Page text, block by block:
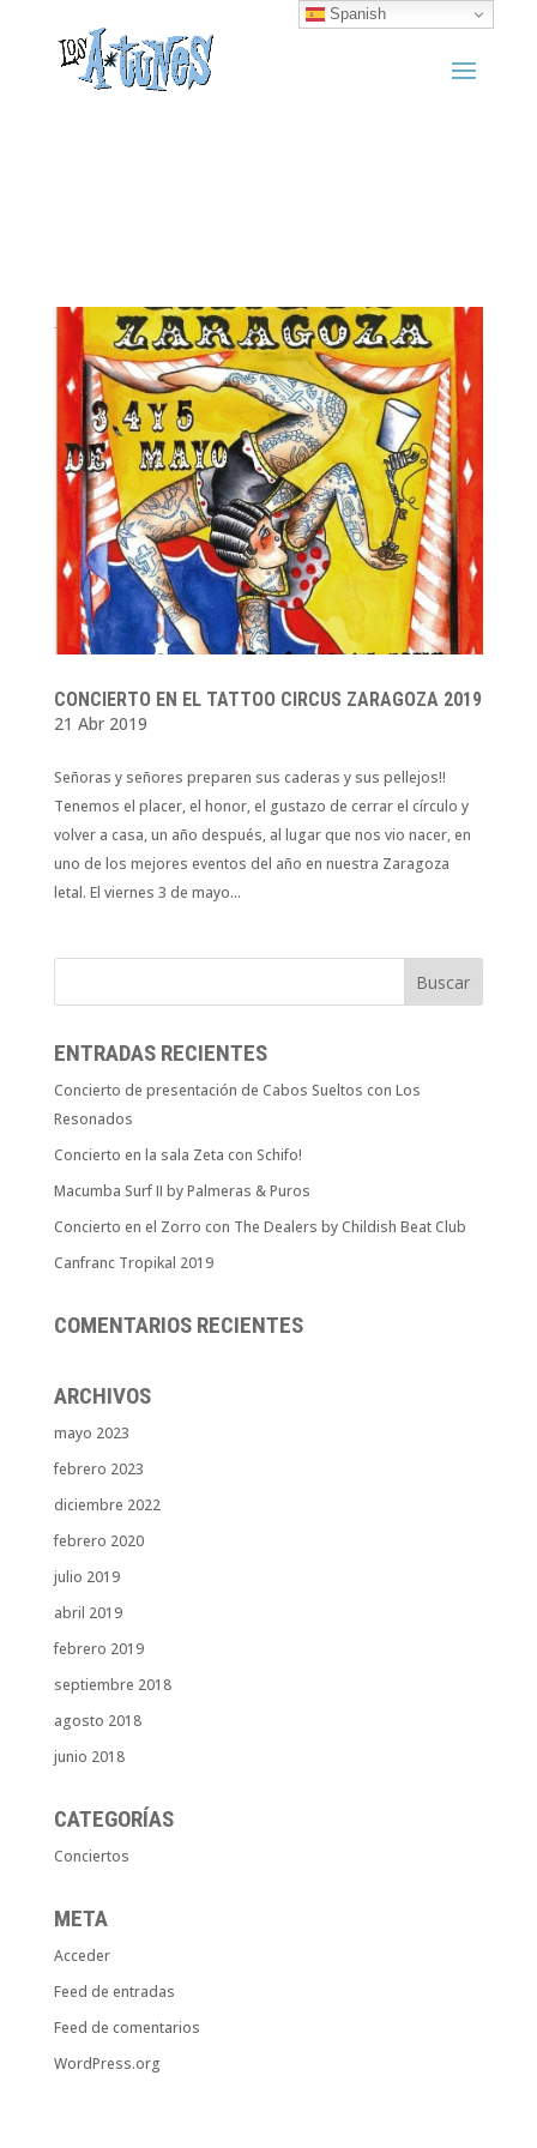
CONCIERTO EN EL TATTOO CIRCUS ZARAGOZA 2019
21 Abr 2019
Señoras y señores preparen sus caderas y sus pellejos!!
Tenemos el placer, el honor, el gustazo de cerrar el círculo y
volver a casa, un año después, al lugar que nos vio nacer, en
uno de los mejores eventos del año en nuestra Zaragoza
letal. El viernes 3 de mayo...
ENTRADAS RECIENTES
Concierto de presentación de Cabos Sueltos con Los
Resonados
Concierto en la sala Zeta con Schifo!
Macumba Surf II by Palmeras & Puros
Concierto en el Zorro con The Dealers by Childish Beat Club
Canfranc Tropikal 2019
COMENTARIOS RECIENTES
ARCHIVOS
mayo 2023
febrero 2023
diciembre 2022
febrero 2020
julio 2019
abril 2019
febrero 2019
septiembre 2018
agosto 2018
junio 2018
CATEGORÍAS
Conciertos
META
Acceder
Feed de entradas
Feed de comentarios
WordPress.org
Spanish